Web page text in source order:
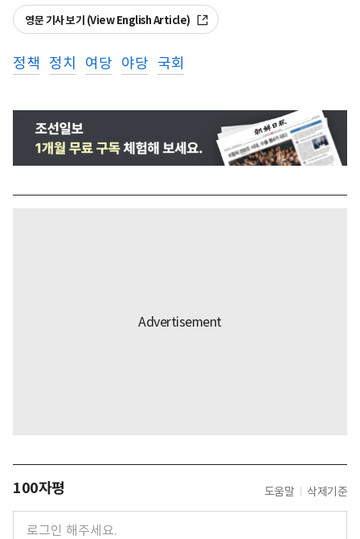
영문 기사 보기 (View English Article)
정책 정치 여당 야당 국회
100자평 도움말 삭제기준